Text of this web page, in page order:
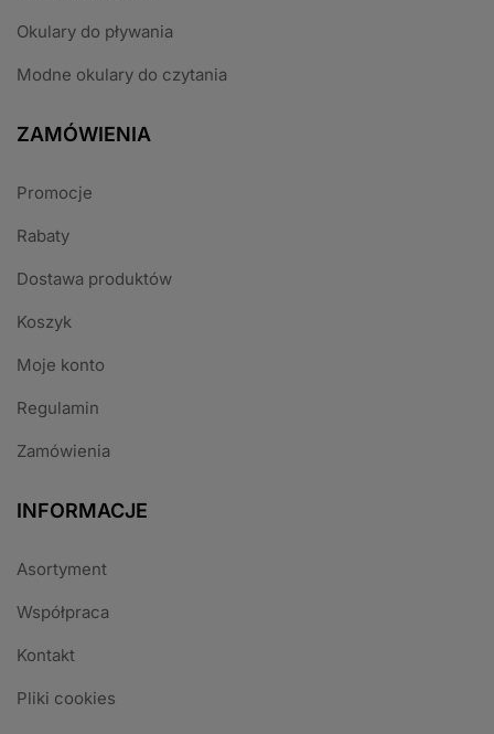
Okulary do pływania
Modne okulary do czytania
ZAMÓWIENIA
Promocje
Rabaty
Dostawa produktów
Koszyk
Moje konto
Regulamin
Zamówienia
INFORMACJE
Asortyment
Współpraca
Kontakt
Pliki cookies